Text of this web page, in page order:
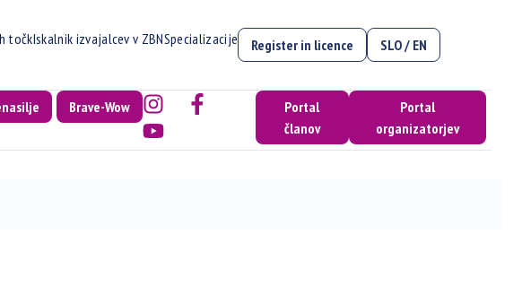
točkIskalnik izvajalcev v ZBNSpecializacije Register in licence SLO / EN
Brave-Wow
Portal
članov
Portal
organizatorjev